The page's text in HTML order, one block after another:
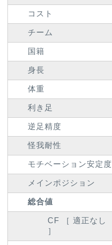
コスト
チーム
国籍
身長
体重
利き足
逆足精度
怪我耐性
モチベーション安定度
メインポジション
総合値
CF ［ 適正なし
］